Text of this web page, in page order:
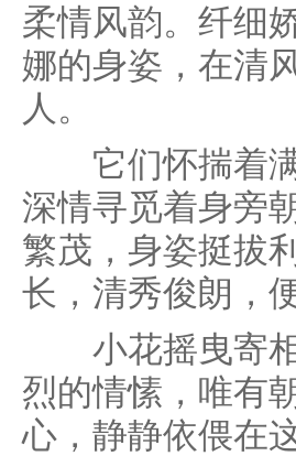
柔情风韵。纤细
娜的身姿，在清
人。
它们怀揣着满
深情寻觅着身旁
繁茂，身姿挺拔
长，清秀俊朗，
小花摇曳寄相
烈的情愫，唯有
心，静静依偎在